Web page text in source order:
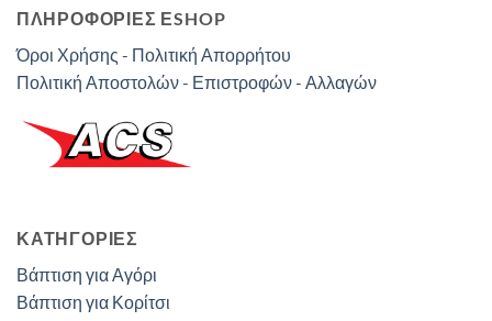
ΠΛΗΡΟΦΟΡΙΕΣ ΕSHOP
Όροι Χρήσης - Πολιτική Απορρήτου
Πολιτική Αποστολών - Επιστροφών - Αλλαγών
ΚΑΤΗΓΟΡΊΕΣ
Βάπτιση για Αγόρι
Βάπτιση για Κορίτσι